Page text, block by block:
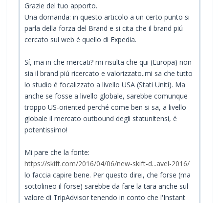
Grazie del tuo apporto.
Una domanda: in questo articolo a un certo punto si
parla della forza del Brand e si cita che il brand piú
cercato sul web é quello di Expedia.
Sí, ma in che mercati? mi risulta che qui (Europa) non
sia il brand piú ricercato e valorizzato..mi sa che tutto
lo studio é focalizzato a livello USA (Stati Uniti). Ma
anche se fosse a livello globale, sarebbe comunque
troppo US-oriented perché come ben si sa, a livello
globale il mercato outbound degli statunitensi, é
potentissimo!
Mi pare che la fonte:
https://skift.com/2016/04/06/new-skift-d...avel-2016/
lo faccia capire bene. Per questo direi, che forse (ma
sottolineo il forse) sarebbe da fare la tara anche sul
valore di TripAdvisor tenendo in conto che l'Instant